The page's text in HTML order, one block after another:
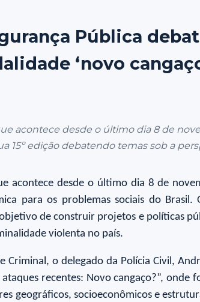
Pública
‘novo
acontece desde o último dia 8 de
15º edição debatendo temas sob a
acontece desde o último dia 8 de
para os problemas sociais do
de construir projetos e políticas
violenta no país.
Criminal, o delegado da Polícia Civil,
recentes: Novo cangaço?”, onde
geográficos, socioeconômicos e